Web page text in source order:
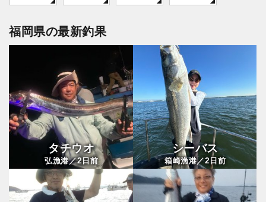
福岡県の最新釣果
タチウオ
弘漁港／2日前
シーバス
箱崎漁港／2 日前